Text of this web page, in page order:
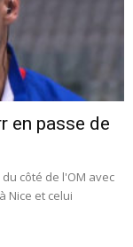
en passe de
côté de l'OM avec
Nice et celui